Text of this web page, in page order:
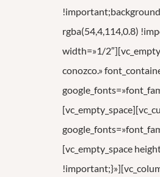
rgba(54,4,114,0.8)
width=»1/
conozco.»
[vc_empty_space